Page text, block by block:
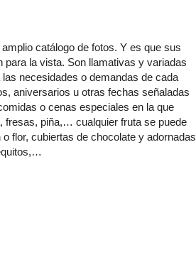
catálogo de fotos. Y es que sus
para la vista. Son llamativas y variadas
necesidades o demandas de cada
aniversarios u otras fechas señaladas
o cenas especiales en la que
fresas, piña,… cualquier fruta se puede
flor, cubiertas de chocolate y adornadas